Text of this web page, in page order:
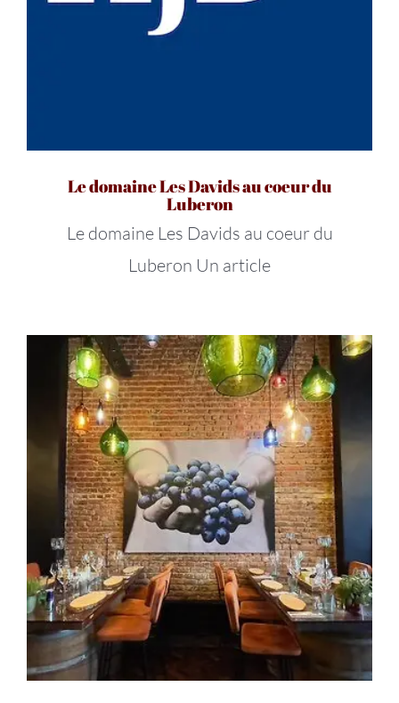
Le domaine Les Davids au coeur du
Luberon
Le domaine Les Davids au coeur du
Luberon Un article